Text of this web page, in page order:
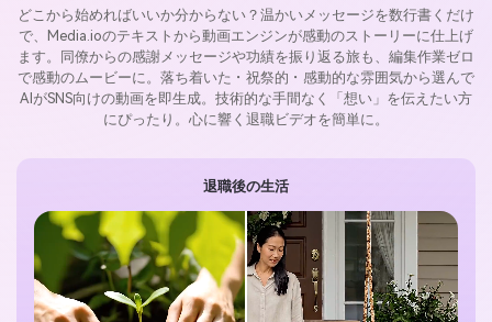
どこから始めればいいか分からない？温かいメッセージを数行書くだけ
で、Media.ioのテキストから動画エンジンが感動のストーリーに仕上げ
ます。同僚からの感謝メッセージや功績を振り返る旅も、編集作業ゼロ
で感動のムービーに。落ち着いた・祝祭的・感動的な雰囲気から選んで
AIがSNS向けの動画を即生成。技術的な手間なく「想い」を伝えたい方
にぴったり。心に響く退職ビデオを簡単に。
退職後の生活